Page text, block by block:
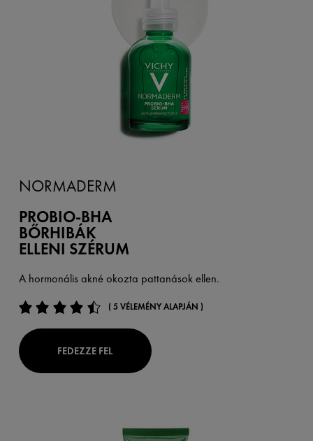
NORMADERM
PROBIO-BHA
BŐRHIBÁK
ELLENI SZÉRUM
A hormonális akné okozta pattanások ellen.
( 5 VÉLEMÉNY ALAPJÁN )
FEDEZZE FEL